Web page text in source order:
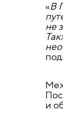
«В
не
и